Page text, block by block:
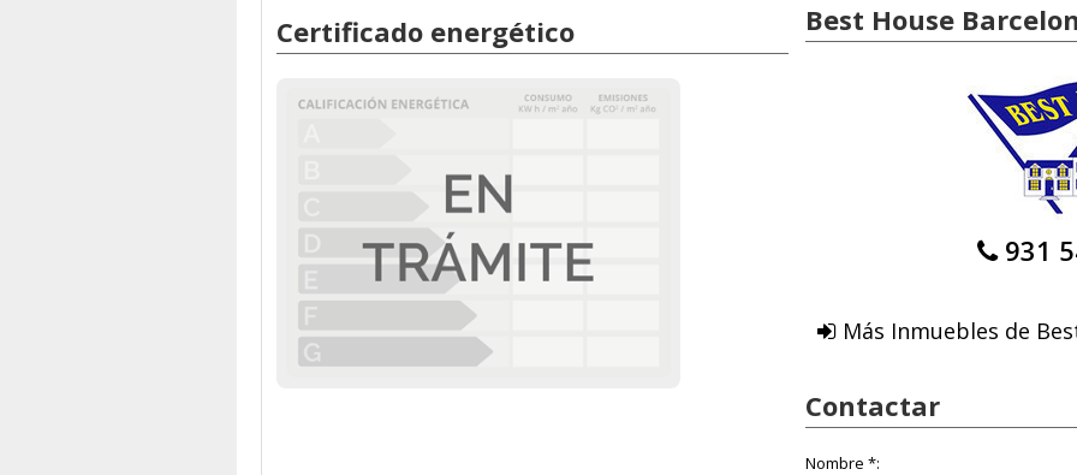
Certificado energético Best House
931
Más Inmuebles de
Contactar
Nombre *: